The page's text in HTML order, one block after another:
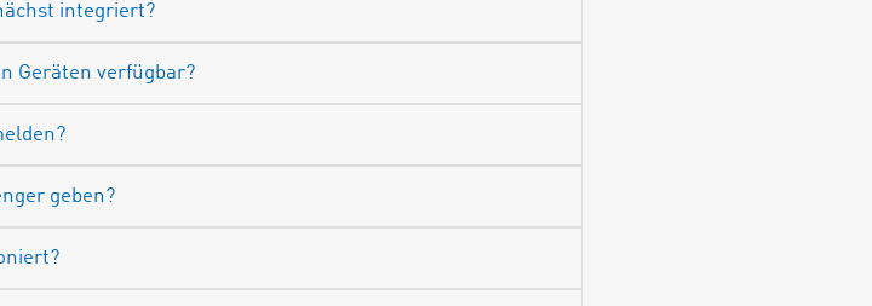
integriert?
Geräten verfügbar?
geben?